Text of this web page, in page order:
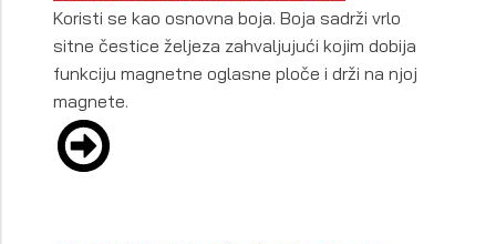
Koristi se kao osnovna boja. Boja sadrži vrlo
sitne čestice željeza zahvaljujući kojim dobija
funkciju magnetne oglasne ploče i drži na njoj
magnete.